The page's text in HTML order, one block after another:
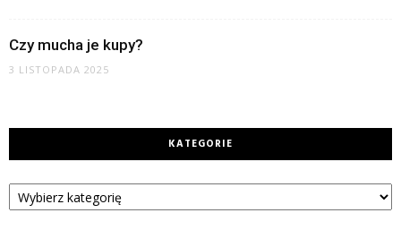
Czy mucha je kupy?
3 LISTOPADA 2025
KATEGORIE
Kategorie